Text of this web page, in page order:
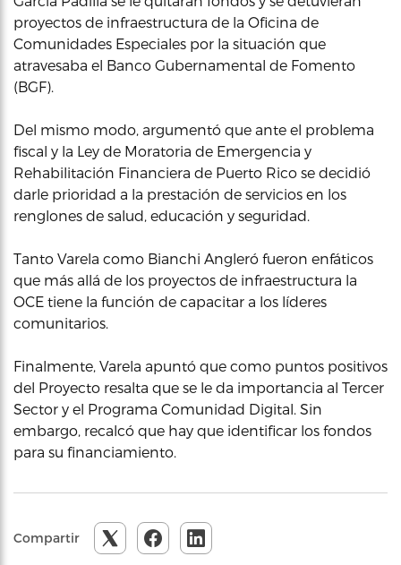
proyectos de infraestructura de la Oficina de
Comunidades Especiales por la situación que
atravesaba el Banco Gubernamental de Fomento
(BGF).
Del mismo modo, argumentó que ante el problema
fiscal y la Ley de Moratoria de Emergencia y
Rehabilitación Financiera de Puerto Rico se decidió
darle prioridad a la prestación de servicios en los
renglones de salud, educación y seguridad.
Tanto Varela como Bianchi Angleró fueron enfáticos
que más allá de los proyectos de infraestructura la
OCE tiene la función de capacitar a los líderes
comunitarios.
Finalmente, Varela apuntó que como puntos positivos
del Proyecto resalta que se le da importancia al Tercer
Sector y el Programa Comunidad Digital. Sin
embargo, recalcó que hay que identificar los fondos
para su financiamiento.
Compartir